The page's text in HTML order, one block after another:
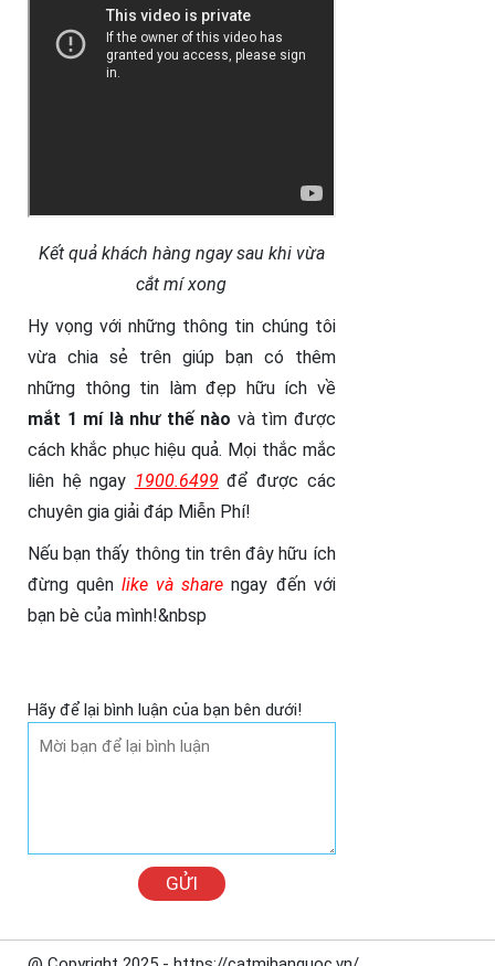
Kết quả khách hàng ngay sau khi vừa
cắt mí xong
Hy vọng với những thông tin chúng tôi
vừa chia sẻ trên giúp bạn có thêm
những thông tin làm đẹp hữu ích về
mắt 1 mí là như thế nào và tìm được
cách khắc phục hiệu quả. Mọi thắc mắc
liên hệ ngay 1900.6499 để được các
chuyên gia giải đáp Miễn Phí!
Nếu bạn thấy thông tin trên đây hữu ích
đừng quên like và share ngay đến với
bạn bè của mình!&nbsp
Hãy để lại bình luận của bạn bên dưới!
GỬI